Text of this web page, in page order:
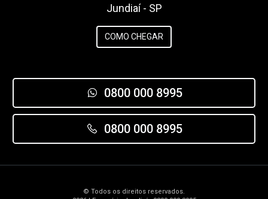
Jundiaí - SP
COMO CHEGAR
0800 000 8995
0800 000 8995
© Todos os direitos reservados.